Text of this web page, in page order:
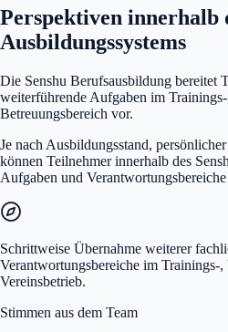
Perspektiven innerhalb
Ausbildungssystems
Die Senshu Berufsausbildung bereitet
weiterführende Aufgaben im
Betreuungsbereich vor.
Je nach Ausbildungsstand,
können Teilnehmer innerhalb des
Aufgaben und
Schrittweise Übernahme weiterer
Verantwortungsbereiche im Trainings-
Vereinsbetrieb.
Stimmen aus dem Team